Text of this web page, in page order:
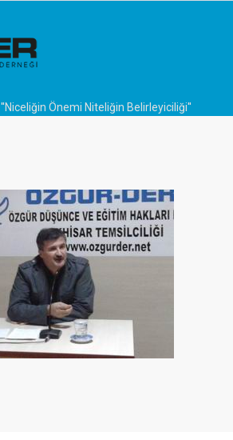
''Niceliğin Önemi Niteliğin Belirleyiciliği''